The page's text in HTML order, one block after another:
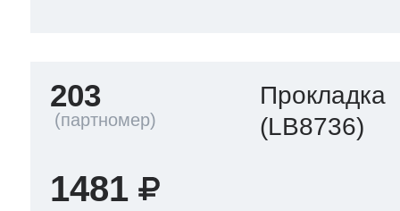
203
Прокладка
(LB8736)
1481